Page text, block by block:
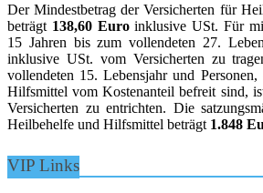
Der Mindestbetrag der Versicherten für
beträgt 138,60 Euroinklusive USt. Für
15 Jahren bis zum vollendeten 27.
inklusive USt. vom Versicherten zu
vollendeten 15. Lebensjahr und
Hilfsmittel vom Kostenanteil befreit sind,
Versicherten zu entrichten. Die
Heilbehelfe und Hilfsmittel beträgt 1.848
VIP Links